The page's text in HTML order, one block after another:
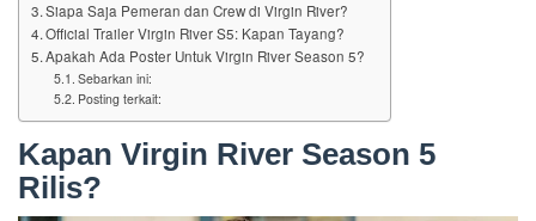
Siapa Saja Pemeran dan Crew di Virgin River?
Official Trailer Virgin River S5: Kapan Tayang?
Apakah Ada Poster Untuk Virgin River Season 5?
Sebarkan ini:
Posting terkait:
Kapan Virgin River Season 5
Rilis?